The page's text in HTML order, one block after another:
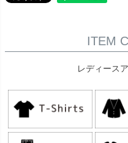
ITEM
レディース